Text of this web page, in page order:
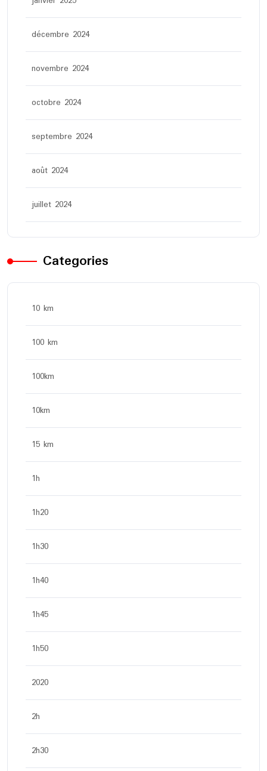
décembre 2024
novembre 2024
octobre 2024
septembre 2024
août 2024
juillet 2024
Categories
10 km
100 km
100km
10km
15 km
1h
1h20
1h30
1h40
1h45
1h50
2020
2h
2h30